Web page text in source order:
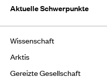
Aktuelle Schwerpunkte
Wissenschaft
Arktis
Gereizte Gesellschaft